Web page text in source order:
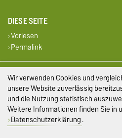
DIESE SEITE
Vorlesen
Permalink
Cookie-
Wir verwenden Cookies und
unsere Website zuverlässig
und die Nutzung statistisch
Weitere Informationen finden Sie in
Datenschutzerklärung.